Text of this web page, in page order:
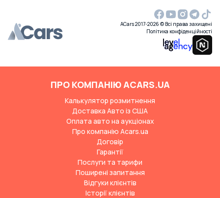
ACars 2017-2026 © Всі права захищені
Політика конфіденційності
ПРО КОМПАНІЮ ACARS.UA
Калькулятор розмитнення
Доставка Авто із США
Оплата авто на аукціонах
Про компанію Acars.ua
Договір
Гарантії
Послуги та тарифи
Поширені запитання
Відгуки клієнтів
Історії клієнтів